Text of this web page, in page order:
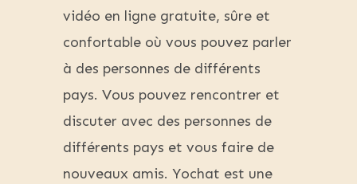
vidéo en ligne gratuite, sûre et
confortable où vous pouvez parler
à des personnes de différents
pays. Vous pouvez rencontrer et
discuter avec des personnes de
différents pays et vous faire de
nouveaux amis. Yochat est une